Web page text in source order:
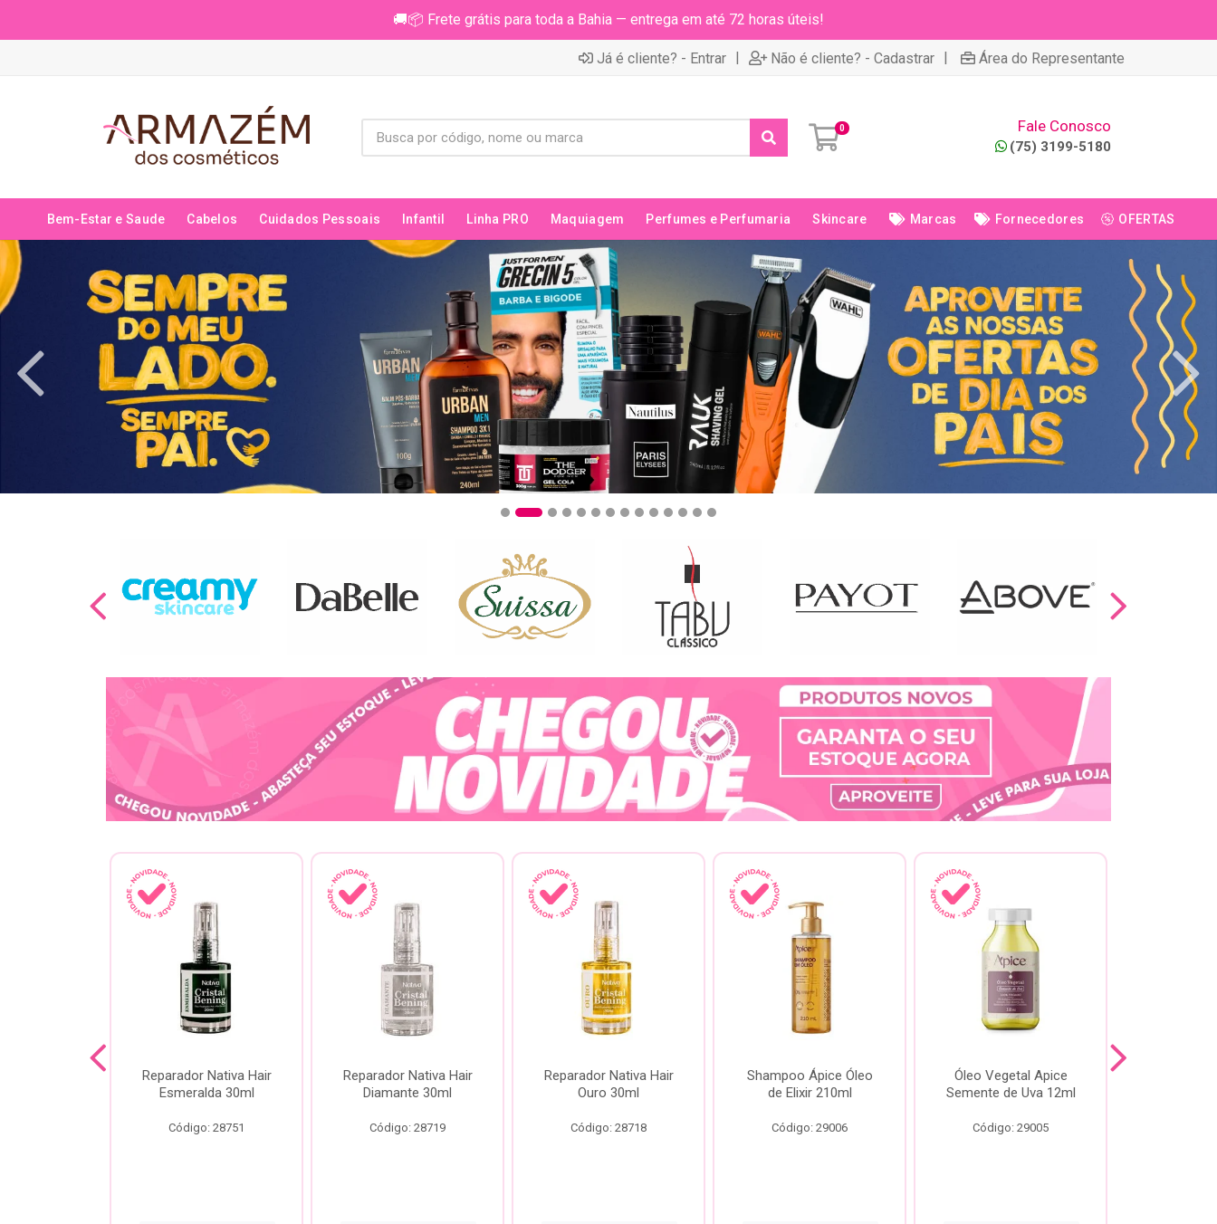
🚚📦 Frete grátis para toda a Bahia — entrega em até 72 horas úteis!
Já é cliente? - Entrar | Não é cliente? - Cadastrar | Área do Representante
0 Fale Conosco
(75) 3199-5180
Bem-Estar e Saude Cabelos Cuidados Pessoais Infantil Linha PRO Maquiagem Perfumes e Perfumaria Skincare Marcas Fornecedores OFERTAS
Reparador Nativa Hair
Esmeralda 30ml
Código: 28751
Reparador Nativa Hair
Diamante 30ml
Código: 28719
Reparador Nativa Hair
Ouro 30ml
Código: 28718
Shampoo Ápice Óleo
de Elixir 210ml
Código: 29006
Óleo Vegetal Apice
Semente de Uva 12ml
Código: 29005